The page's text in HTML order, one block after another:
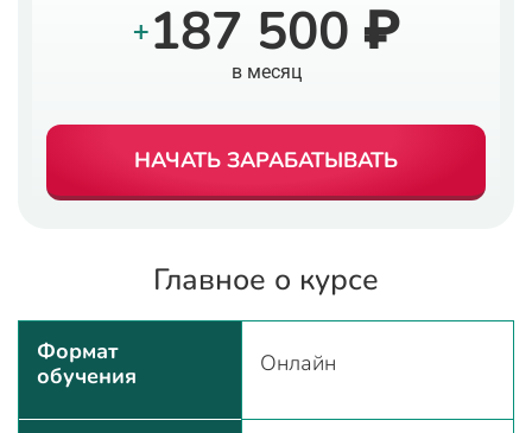
+187 500 ₽
в месяц
НАЧАТЬ ЗАРАБАТЫВАТЬ
Главное о курсе
Формат
обучения
Онлайн